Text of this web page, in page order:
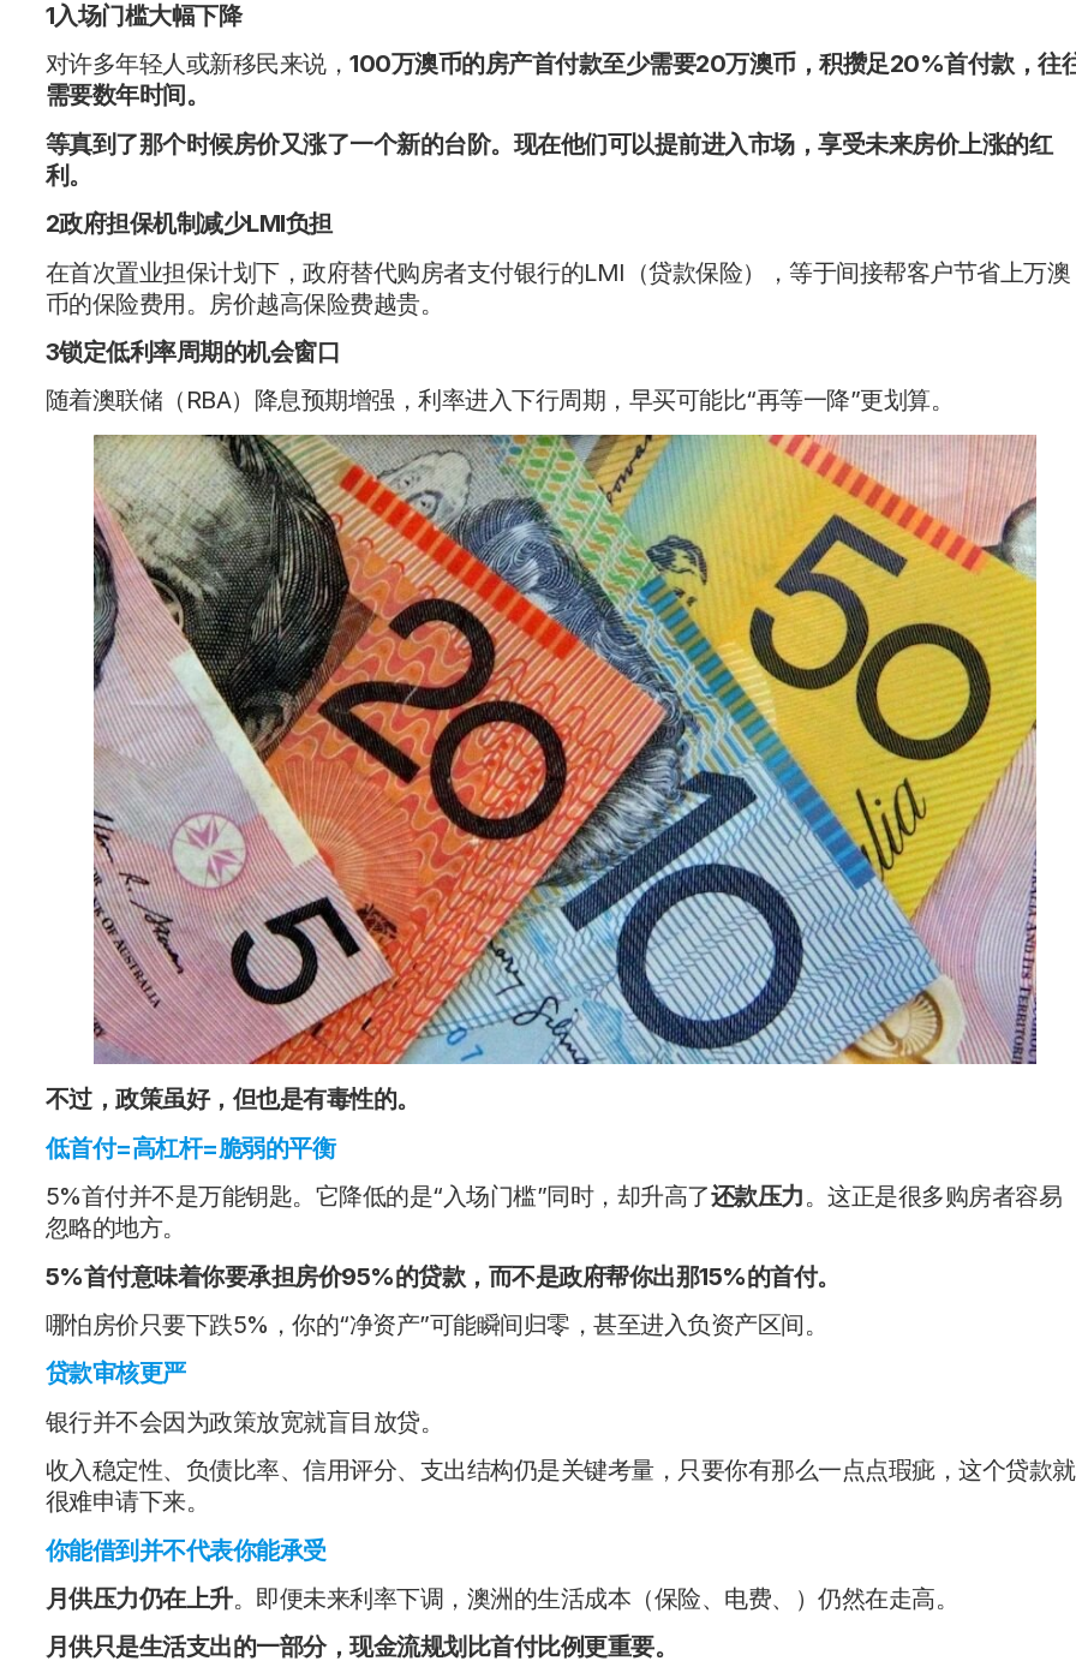
1入场门槛大幅下降
对许多年轻人或新移民来说，100万澳币的房产首付款至少需要20万澳币，积攒足20%首付款，往
需要数年时间。
等真到了那个时候房价又涨了一个新的台阶。现在他们可以提前进入市场，享受未来房价上涨的红
利。
2政府担保机制减少LMI负担
在首次置业担保计划下，政府替代购房者支付银行的LMI（贷款保险），等于间接帮客户节省上万澳
币的保险费用。房价越高保险费越贵。
3锁定低利率周期的机会窗口
随着澳联储（RBA）降息预期增强，利率进入下行周期，早买可能比“再等一降”更划算。
不过，政策虽好，但也是有毒性的。
低首付=高杠杆=脆弱的平衡
5%首付并不是万能钥匙。它降低的是“入场门槛”同时，却升高了还款压力。这正是很多购房者容易
忽略的地方。
5%首付意味着你要承担房价95%的贷款，而不是政府帮你出那15%的首付。
哪怕房价只要下跌5%，你的“净资产”可能瞬间归零，甚至进入负资产区间。
贷款审核更严
银行并不会因为政策放宽就盲目放贷。
收入稳定性、负债比率、信用评分、支出结构仍是关键考量，只要你有那么一点点瑕疵，这个贷款就
很难申请下来。
你能借到并不代表你能承受
月供压力仍在上升。即便未来利率下调，澳洲的生活成本（保险、电费、）仍然在走高。
月供只是生活支出的一部分，现金流规划比首付比例更重要。